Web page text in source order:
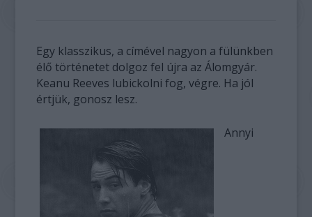
Egy klasszikus, a címével nagyon a fülünkben
élő történetet dolgoz fel újra az Álomgyár.
Keanu Reeves lubickolni fog, végre. Ha jól
értjük, gonosz lesz.
Annyi